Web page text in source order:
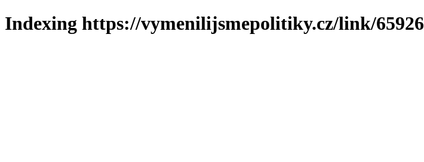
Indexing https://vymenilijsmepolitiky.cz/link/65926